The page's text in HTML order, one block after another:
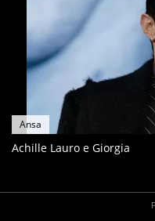
Ansa
Achille Lauro e Giorgia